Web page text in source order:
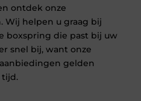
ontdek onze
Wij helpen u graag bij
boxspring die past bij uw
snel bij, want onze
gelden
tijd.